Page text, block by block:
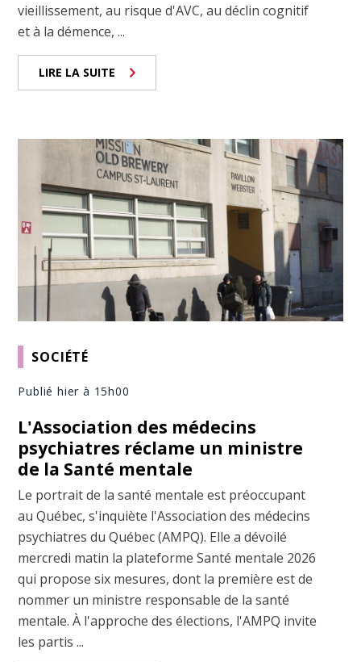
vieillissement, au risque d'AVC, au déclin cognitif
et à la démence, ...
LIRE LA SUITE
SOCIÉTÉ
Publié hier à 15h00
L'Association des médecins
psychiatres réclame un ministre
de la Santé mentale
Le portrait de la santé mentale est préoccupant
au Québec, s'inquiète l'Association des médecins
psychiatres du Québec (AMPQ). Elle a dévoilé
mercredi matin la plateforme Santé mentale 2026
qui propose six mesures, dont la première est de
nommer un ministre responsable de la santé
mentale. À l'approche des élections, l'AMPQ invite
les partis ...